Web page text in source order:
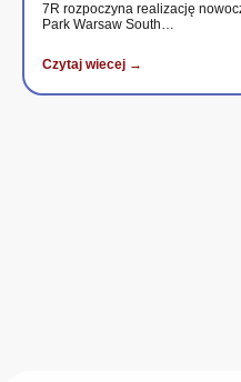
7R rozpoczyna realizację
Park Warsaw South…
Czytaj wiecej →